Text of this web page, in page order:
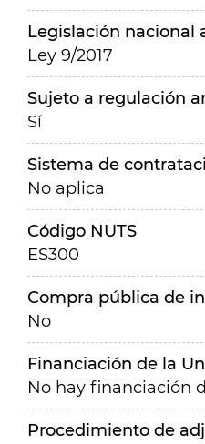
Legislación nacional
Ley 9/2017
Sujeto a regulación
Sí
Sistema de
No aplica
Código NUTS
ES300
Compra pública de
No
Financiación de la
No hay financiación
Procedimiento de